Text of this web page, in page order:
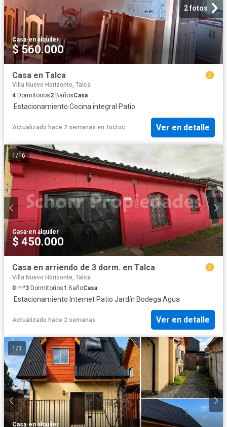
2 fotos
Casa·en alquiler
$ 560.000
Casa en Talca
Villa Nuevo Horizonte, Talca
4 Dormitorios2 BañosCasa
·Estacionamiento·Cocina integral ·Patio
Actualizado hace 2 semanas en Toctoc Ver en detalle
1 /16
Casa·en alquiler
$ 450.000
Casa en arriendo de 3 dorm. en Talca
Villa Nuevo Horizonte, Talca
0 m²3 Dormitorios1 BañoCasa
·Estacionamiento· Internet·Patio·Jardín·Bodega·Agua
Actualizado hace 2 semanas Ver en detalle
1 /3
Casa·en alquiler